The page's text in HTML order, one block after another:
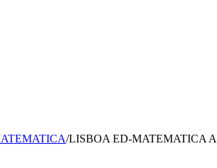
/LISBOA ED-MATEMATICA